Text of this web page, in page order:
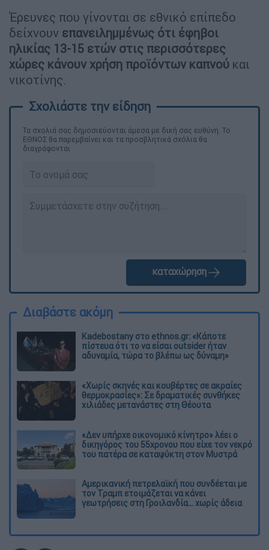
Έρευνες που γίνονται σε εθνικό επίπεδο
δείχνουν επανειλημμένως ότι έφηβοι
ηλικίας 13-15 ετών στις περισσότερες
χώρες κάνουν χρήση προϊόντων καπνού και
νικοτίνης.
Τα σχολιά σας δημοσιεύονται άμεσα με δική σας ευθύνη. Το
ΕΘΝΟΣ θα παρεμβαίνει και τα προσβλητικά σχόλια θα
διαγράφονται
καταχώρηση
Διαβάστε ακόμη
Kadebostany στο ethnos.gr: «Κάποτε
πίστευα ότι το να είσαι outsider ήταν
αδυναμία, τώρα το βλέπω ως δύναμη»
«Χωρίς σκηνές και κουβέρτες σε ακραίες
θερμοκρασίες»: Σε δραματικές συνθήκες
χιλιάδες μετανάστες στη Θέουτα
«Δεν υπήρχε οικονομικό κίνητρο» λέει ο
δικηγόρος του 55χρονου που είχε τον νεκρό
του πατέρα σε καταψύκτη στον Μυστρά
Αμερικανική πετρελαϊκή που συνδέεται με
τον Τραμπ ετοιμάζεται να κάνει
γεωτρήσεις στη Γροιλανδία... χωρίς άδεια